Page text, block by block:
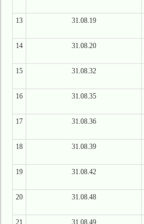
13 31.08.19
14 31.08.20
15 31.08.32
16 31.08.35
17 31.08.36
18 31.08.39
19 31.08.42
20 31.08.48
21 31.08.49